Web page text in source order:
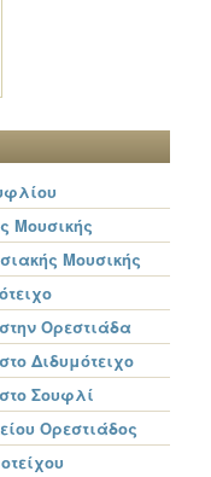
Μουσικής
Μουσικής
Ορεστιάδα
Διδυμότειχο
Σουφλί
Ορεστιάδος